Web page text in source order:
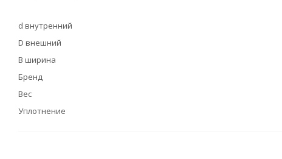
d внутренний
D внешний
B ширина
Бренд
Вес
Уплотнение